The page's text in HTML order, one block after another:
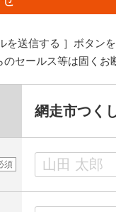
送信する ］ボタンを
セールス等は固くお
網走市つく
須